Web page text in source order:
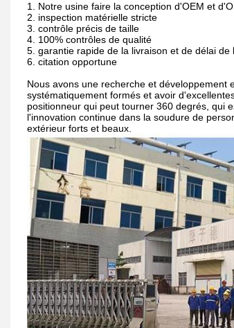
1. Notre usine faire la conception d'OEM et
2. inspection matérielle stricte
3. contrôle précis de taille
4. 100% contrôles de qualité
5. garantie rapide de la livraison et de délai de
6. citation opportune
Nous avons une recherche et développement
systématiquement formés et avoir
positionneur qui peut tourner 360 degrés, qui
l'innovation continue dans la soudure de
extérieur forts et beaux.